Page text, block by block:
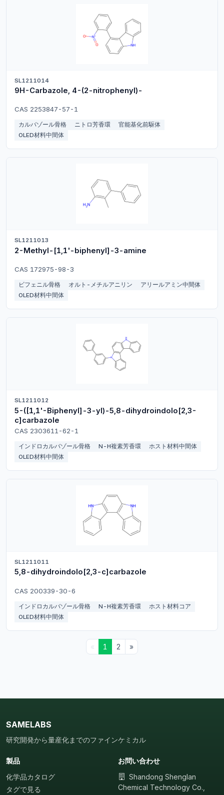
SL1211014
9H-Carbazole, 4-(2-nitrophenyl)-
CAS 2253847-57-1
カルバゾール骨格 ニトロ芳香環
官能基化前駆体
OLED材料中間体
SL1211013
2-Methyl-[1,1'-biphenyl]-3-amine
CAS 172975-98-3
ビフェニル骨格 オルト-メチルアニリン
アリールアミン中間体
OLED材料中間体
SL1211012
5-([1,1'-Biphenyl]-3-yl)-5,8-dihydroindolo[2,3-
c]carbazole
CAS 2303611-62-1
インドロカルバゾール骨格 N-H複素芳香環
ホスト材料中間体
OLED材料中間体
SL1211011
5,8-dihydroindolo[2,3-c]carbazole
CAS 200339-30-6
インドロカルバゾール骨格 N-H複素芳香環
ホスト材料コア
OLED材料中間体
« 1 2 »
SAMELABS
研究開発から量産化までのファインケミカル
製品
化学品カタログ
タグで見る
お問い合わせ
Shandong Shenglan
Chemical Technology Co.,